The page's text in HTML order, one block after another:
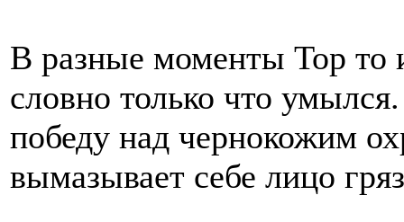
В разные моменты Тор то
словно только что
победу над чернокожим
вымазывает себе лицо